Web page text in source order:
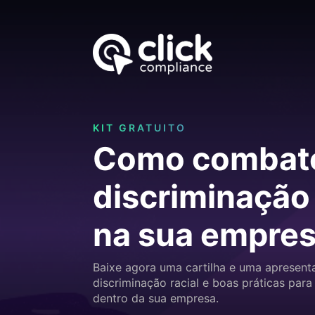
KIT GRATUITO
Como
na sua
Baixe agora uma cartilha e uma
discriminação racial e boas práticas
dentro da sua empresa.